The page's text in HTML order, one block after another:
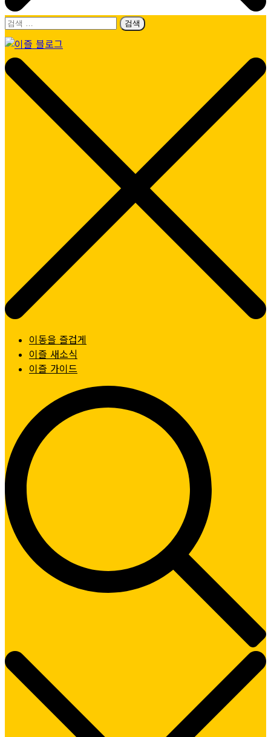
검
색:
이즐 블로그
모두가 누리는 이동의 즐거움, 캐시비가 이즐로 새로워졌어요
이동을 즐겁게
이즐 새소식
이즐 가이드